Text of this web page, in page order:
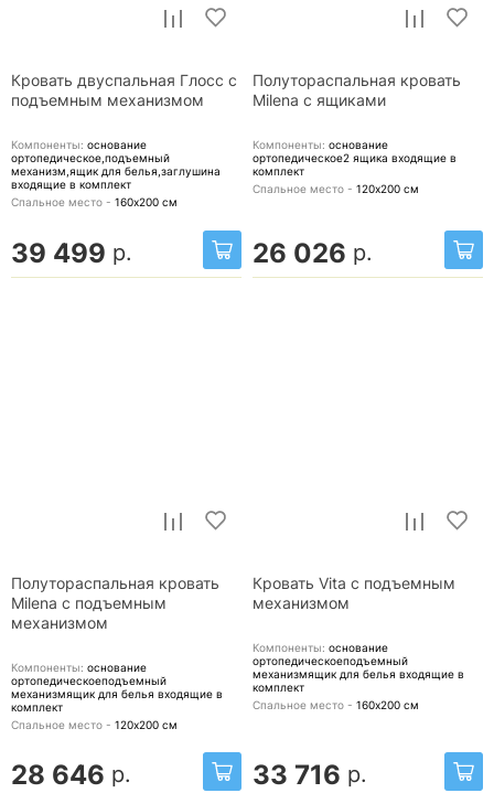
Кровать двуспальная Глосс с
подъемным механизмом
Компоненты: основание
ортопедическое,подъемный
механизм,ящик для белья,заглушина
входящие в комплект
Спальное место - 160х200 см
39 499 р.
Полутораспальная кровать
Milena с ящиками
Компоненты: основание
ортопедическое2 ящика входящие в
комплект
Спальное место - 120х200 см
26 026 р.
Полутораспальная кровать
Milena с подъемным
механизмом
Компоненты: основание
ортопедическоеподъемный
механизмящик для белья входящие в
комплект
Спальное место - 120х200 см
28 646 р.
Кровать Vita с подъемным
механизмом
Компоненты: основание
ортопедическоеподъемный
механизмящик для белья входящие в
комплект
Спальное место - 160х200 см
33 716 р.